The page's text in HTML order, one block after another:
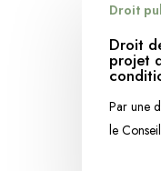
préemption
urbain
réalité
Droit
Droit
projet
Par une
le